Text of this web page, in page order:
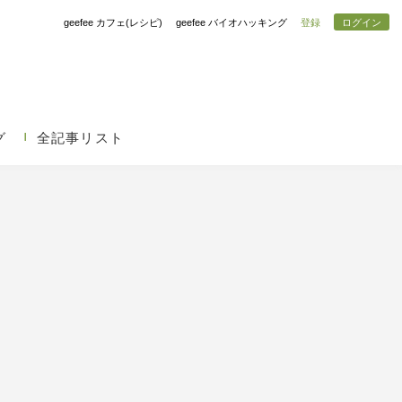
geefee カフェ(レシピ) geefee バイオハッキング 登録 ログイン
全記事リスト